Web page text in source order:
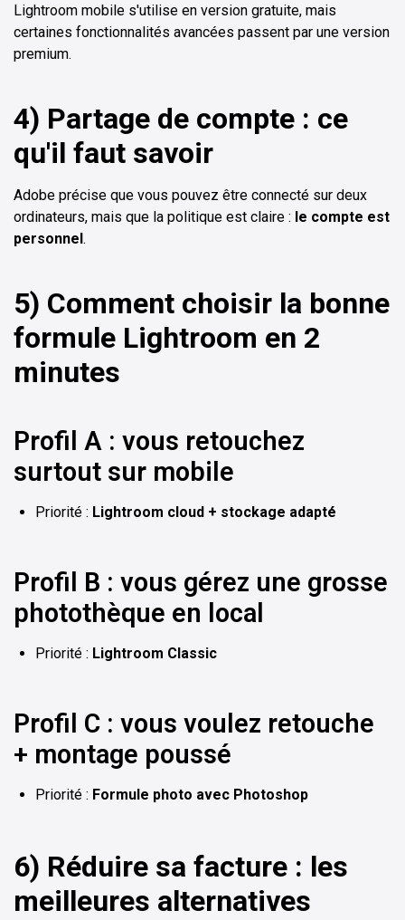
Lightroom mobile s'utilise en version gratuite, mais
certaines fonctionnalités avancées passent par une version
premium.
4) Partage de compte : ce
qu'il faut savoir
Adobe précise que vous pouvez être connecté sur deux
ordinateurs, mais que la politique est claire : le compte est
personnel.
5) Comment choisir la bonne
formule Lightroom en 2
minutes
Profil A : vous retouchez
surtout sur mobile
Priorité : Lightroom cloud + stockage adapté
Profil B : vous gérez une grosse
photothèque en local
Priorité : Lightroom Classic
Profil C : vous voulez retouche
+ montage poussé
Priorité : Formule photo avec Photoshop
6) Réduire sa facture : les
meilleures alternatives